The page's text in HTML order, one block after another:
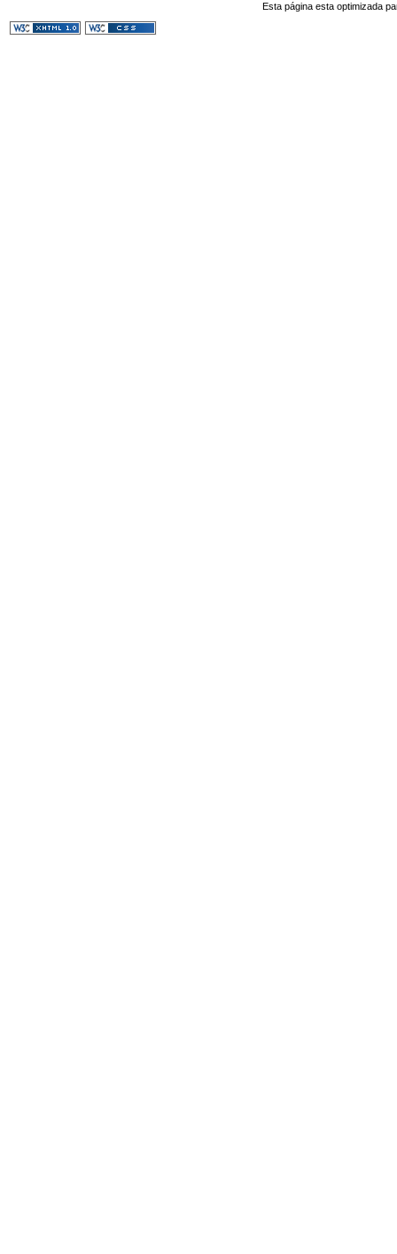
Esta página esta optimizada